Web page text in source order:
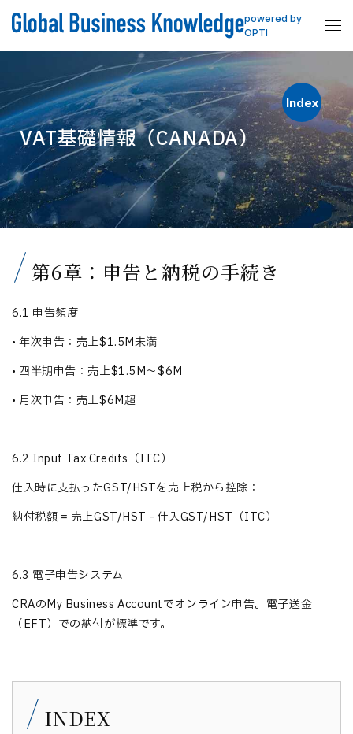
powered by
OPTI
VAT基礎情報（CANADA）
第6章：申告と納税の手続き
6.1 申告頻度
• 年次申告：売上$1.5M未満
• 四半期申告：売上$1.5M〜$6M
• 月次申告：売上$6M超
6.2 Input Tax Credits（ITC）
仕入時に支払ったGST/HSTを売上税から控除：
納付税額 = 売上GST/HST - 仕入GST/HST（ITC）
6.3 電子申告システム
CRAのMy Business Accountでオンライン申告。電子送金
（EFT）での納付が標準です。
Index
INDEX